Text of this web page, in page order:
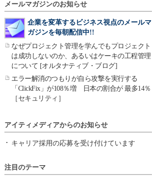
メールマガジンのお知らせ
企業を変革するビジネス視点のメールマ
ガジンを毎朝配信中!!
なぜプロジェクト管理を学んでもプロジェクト
は成功しないのか、あるいはケーキの工程管理
について [オルタナティブ・ブログ]
エラー解消のつもりが自ら攻撃を実行する
「ClickFix」が108％増 日本の割合が 最多14％
［セキュリティ］
アイティメディアからのお知らせ
キャリア採用の応募を受け付けています
注目のテーマ